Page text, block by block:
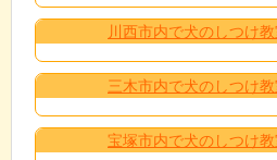
川西市内で犬のしつけ
三木市内で犬のしつけ
宝塚市内で犬のしつけ